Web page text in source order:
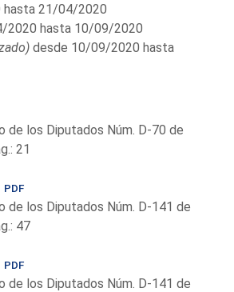
21/04/2020
2020 hasta 10/09/2020
desde 10/09/2020 hasta
de los Diputados Núm. D-70 de
21
PDF
de los Diputados Núm. D-141 de
47
PDF
de los Diputados Núm. D-141 de